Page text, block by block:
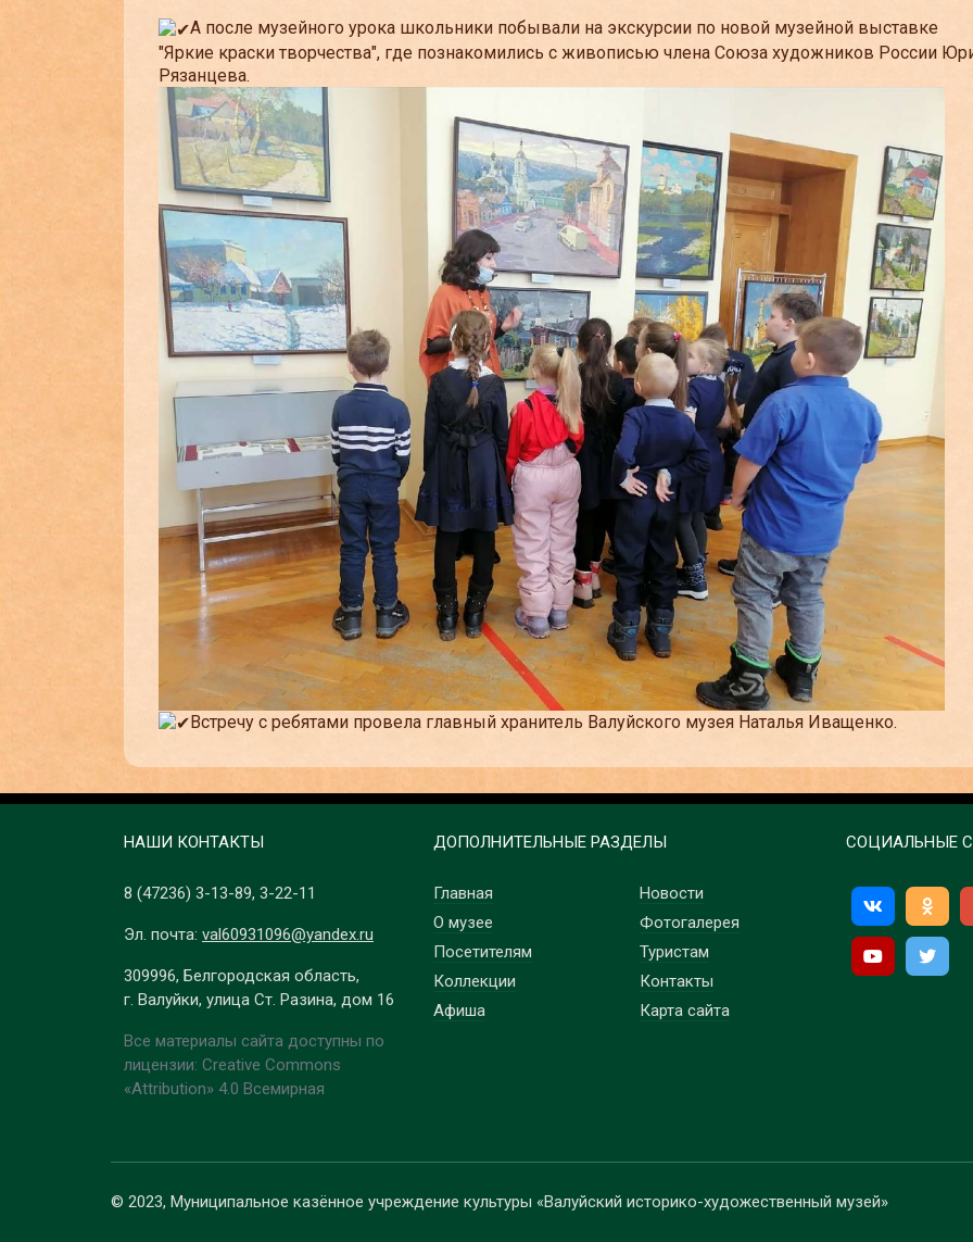
А после музейного урока школьники побывали на экскурсии по новой музейной выставке
"Яркие краски творчества", где познакомились с живописью члена Союза художников России
Рязанцева.
Встречу с ребятами провела главный хранитель Валуйского музея Наталья Иващенко.
НАШИ КОНТАКТЫ
8 (47236) 3-13-89, 3-22-11
Эл. почта: val60931096@yandex.ru
309996, Белгородская область,
г. Валуйки, улица Ст. Разина, дом 16
Все материалы сайта доступны по
лицензии: Creative Commons
«Attribution» 4.0 Всемирная
ДОПОЛНИТЕЛЬНЫЕ РАЗДЕЛЫ
Главная
О музее
Посетителям
Коллекции
Афиша
Новости
Фотогалерея
Туристам
Контакты
Карта сайта
СОЦИАЛЬНЫЕ
© 2023, Муниципальное казённое учреждение культуры «Валуйский историко-художественный музей»